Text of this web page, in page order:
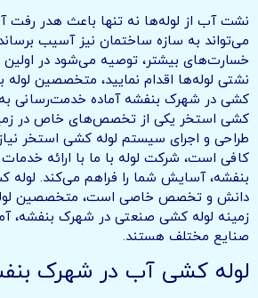
نشت آب از لوله‌ها نه تنها باعث هدر رفت
می‌تواند به سازه ساختمان نیز آسیب
خسارت‌های بیشتر، توصیه می‌شود در
نشتی لوله‌ها اقدام نمایید، متخصصین لوله
کشی در شهرک بنفشه آماده خدمت‌رسانی
کشی استخر یکی از تخصص‌های خاص در
طراحی و اجرای سیستم لوله کشی استخر
کافی است، شرکت لوله با ما با ارائه
بنفشه، آسایش شما را فراهم می‌کند. لوله
دانش و تخصص خاصی است، متخصصین لوله
زمینه لوله کشی صنعتی در شهرک بنفشه،
صنایع مختلف هستند.
لوله کشی آب در شهرک